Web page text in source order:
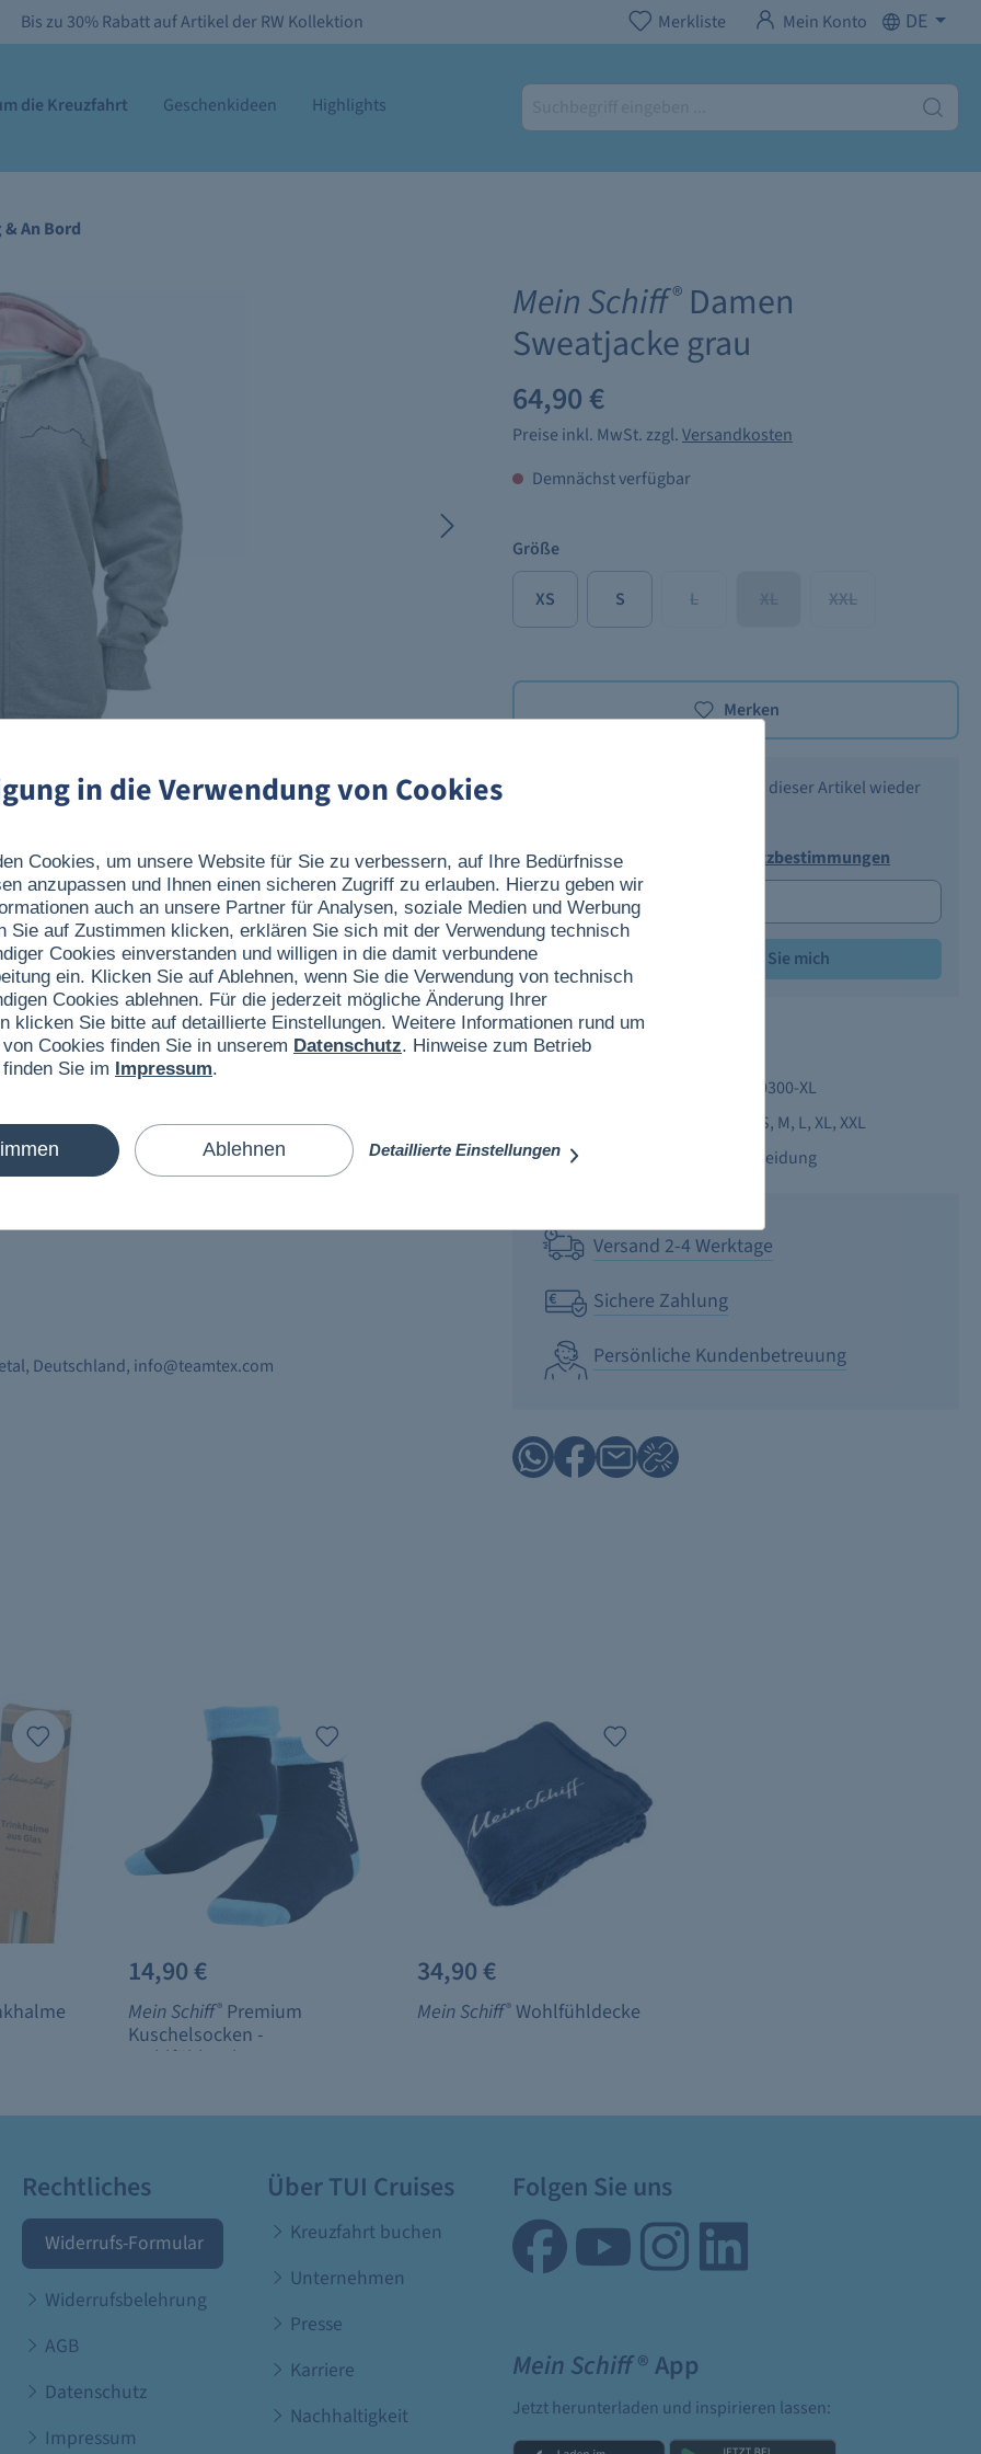
Bis zu 30% Rabatt auf Artikel der RW Kollektion Merkliste Mein Konto DE
die Kreuzfahrt Geschenkideen Highlights
& An Bord
Damen begeistert mit seinem sportlich- vielseitigen Look.
Must Have für ein ganz besonderes Alltagsoutfit, was
Deutschland, info@teamtex.com
Mein Schiff® Damen
Sweatjacke grau
64,90 €
Preise inkl. MwSt. zzgl.Versandkosten
Demnächst verfügbar
Größe
XS S L XL XXL
Merken
Benachrichtigen Sie mich, wenn dieser Artikel wieder
Ich akzeptiere die
Datenschutzbestimmungen
Benachrichtigen Sie mich
Produktdetails
TC-0300-XL
, S, M, L, XL, XXL
Kategorie:
Bekleidung
Versand 2-4 Werktage
Sichere Zahlung
Persönliche Kundenbetreuung
14,90 €
Mein Schiff® Premium
Kuschelsocken -
Wohlfühlsocken
34,90 €
Mein Schiff®Wohlfühldecke
Rechtliches
Widerrufs-Formular
Widerrufsbelehrung
AGB
Datenschutz
Impressum
Über TUI Cruises
Kreuzfahrt buchen
Unternehmen
Presse
Karriere
Nachhaltigkeit
Folgen Sie uns
Mein Schiff® App
Jetzt herunterladen und inspirieren lassen:
in die Verwendung von Cookies
Cookies, um unsere Website für Sie zu verbessern, auf Ihre Bedürfnisse
anzupassen und Ihnen einen sicheren Zugriff zu erlauben. Hierzu geben wir
auch an unsere Partner für Analysen, soziale Medien und Werbung
Sie auf Zustimmen klicken, erklären Sie sich mit der Verwendung technisch
Cookies einverstanden und willigen in die damit verbundene
ein. Klicken Sie auf Ablehnen, wenn Sie die Verwendung von technisch
Cookies ablehnen. Für die jederzeit mögliche Änderung Ihrer
klicken Sie bitte auf detaillierte Einstellungen. Weitere Informationen rund um
Cookies finden Sie in unserem Datenschutz. Hinweise zum Betrieb
Sie im Impressum.
Ablehnen Detaillierte Einstellungen